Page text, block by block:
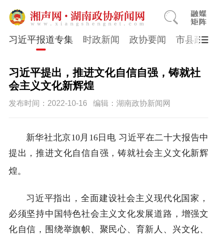
习近平报道专集 时政新闻 政协要闻 市县政协
习近平提出，推进文化自信自强，铸就社
会主义文化新辉煌
发布时间：2022-10-16 编辑：湖南政协新闻网
新华社北京10月16日电 习近平在二十大报告中
提出，推进文化自信自强，铸就社会主义文化新辉
煌。
习近平指出，全面建设社会主义现代化国家，
必须坚持中国特色社会主义文化发展道路，增强文
化自信，围绕举旗帜、聚民心、育新人、兴文化、